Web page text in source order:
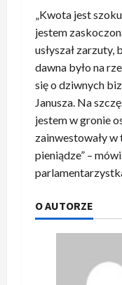
„Kwota jest
jestem
usłyszał zarzuty,
dawna było na
się o dziwnych
Janusza. Na
jestem w gronie
zainwestowały w
pieniądze” –
O AUTORZE